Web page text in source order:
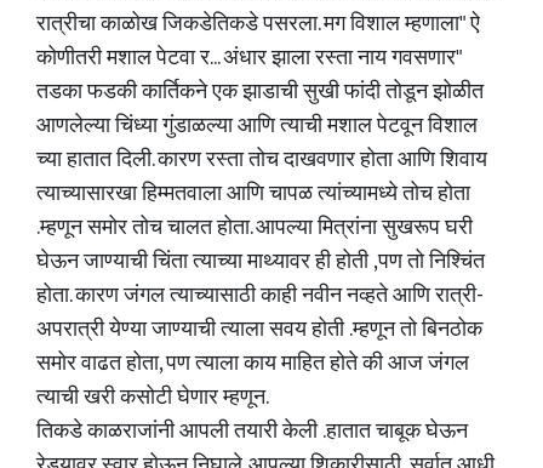
रात्रीचा काळोख जिकडेतिकडे पसरला. मग विशाल म्हणाला" ऐ
कोणीतरी मशाल पेटवा र... अंधार झाला रस्ता नाय गवसणार"
तडका फडकी कार्तिकने एक झाडाची सुखी फांदी तोडून झोळीत
आणलेल्या चिंध्या गुंडाळल्या आणि त्याची मशाल पेटवून विशाल
च्या हातात दिली. कारण रस्ता तोच दाखवणार होता आणि शिवाय
त्याच्यासारखा हिम्मतवाला आणि चापळ त्यांच्यामध्ये तोच होता
.म्हणून समोर तोच चालत होता. आपल्या मित्रांना सुखरूप घरी
घेऊन जाण्याची चिंता त्याच्या माथ्यावर ही होती ,पण तो निश्चिंत
होता. कारण जंगल त्याच्यासाठी काही नवीन नव्हते आणि रात्री-
अपरात्री येण्या जाण्याची त्याला सवय होती .म्हणून तो बिनठोक
समोर वाढत होता, पण त्याला काय माहित होते की आज जंगल
त्याची खरी कसोटी घेणार म्हणून.
तिकडे काळराजांनी आपली तयारी केली .हातात चाबूक घेऊन